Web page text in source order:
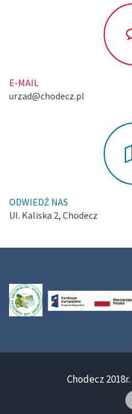
E-MAIL
urzad@chodecz.pl
ODWIEDŹ NAS
Ul. Kaliska 2, Chodecz
Chodecz 2018r.